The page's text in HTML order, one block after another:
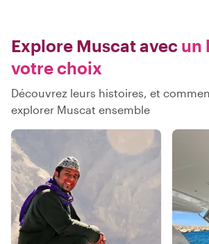
Explore Muscat avec un
votre choix
Découvrez leurs histoires, et
explorer Muscat ensemble